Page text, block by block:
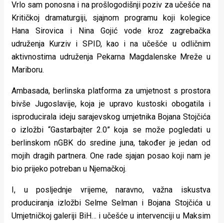
Vrlo sam ponosna i na prošlogodišnji poziv za učešće na
Kritičkoj dramaturgiji, sjajnom programu koji kolegice
Hana Sirovica i Nina Gojić vode kroz zagrebačka
udruženja Kurziv i SPID, kao i na učešće u odličnim
aktivnostima udruženja Pekarna Magdalenske Mreže u
Mariboru.
Ambasada, berlinska platforma za umjetnost s prostora
bivše Jugoslavije, koja je upravo kustoski obogatila i
isproducirala ideju sarajevskog umjetnika Bojana Stojčića
o izložbi “Gastarbajter 2.0” koja se može pogledati u
berlinskom nGBK do sredine juna, također je jedan od
mojih dragih partnera. One rade sjajan posao koji nam je
bio prijeko potreban u Njemačkoj.
I, u posljednje vrijeme, naravno, važna iskustva
produciranja izložbi Selme Selman i Bojana Stojčića u
Umjetničkoj galeriji BiH… i učešće u intervenciji u Maksim